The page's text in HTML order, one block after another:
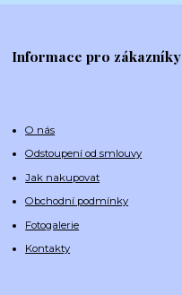
Informace pro zákazníky
O nás
Odstoupení od smlouvy
Jak nakupovat
Obchodní podmínky
Fotogalerie
Kontakty